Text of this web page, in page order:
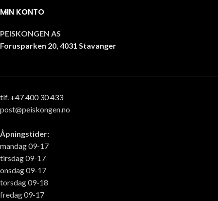
MIN KONTO
PEISKONGEN AS
Forusparken 20, 4031 Stavanger
tlf. +47 400 30 433
post@peiskongen.no
Åpningstider:
mandag 09-17
tirsdag 09-17
onsdag 09-17
torsdag 09-18
fredag 09-17